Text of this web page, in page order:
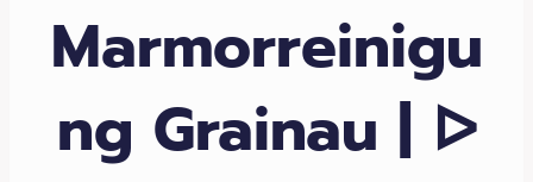
Marmorreinigu
ng Grainau | ᐅ